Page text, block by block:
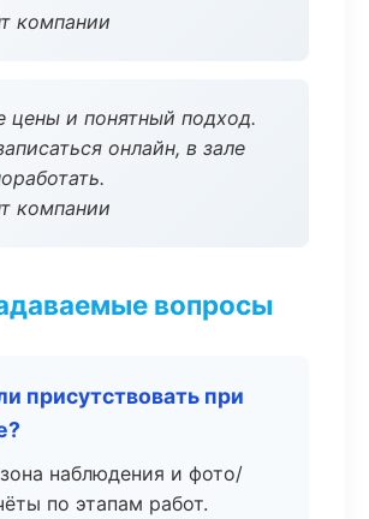
компании
цены и понятный подход.
онлайн, в зале
компании
вопросы
присутствовать при
наблюдения и фото/
по этапам работ.